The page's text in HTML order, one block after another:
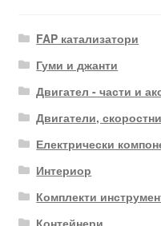
FAP катализатори
Гуми и джанти
Двигател - части и
Двигатели,
Електрически
Интериор
Комплекти